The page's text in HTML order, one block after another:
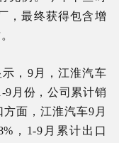
，最终获得包含增
，9月，江淮汽车
9月份，公司累计销
面，江淮汽车9月
，1-9月累计出口